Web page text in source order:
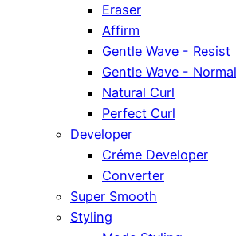
Eraser
Affirm
Gentle Wave - Resist
Gentle Wave - Normal
Natural Curl
Perfect Curl
Developer
Créme Developer
Converter
Super Smooth
Styling